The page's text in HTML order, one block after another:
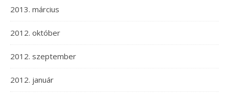
2013. március
2012. október
2012. szeptember
2012. január